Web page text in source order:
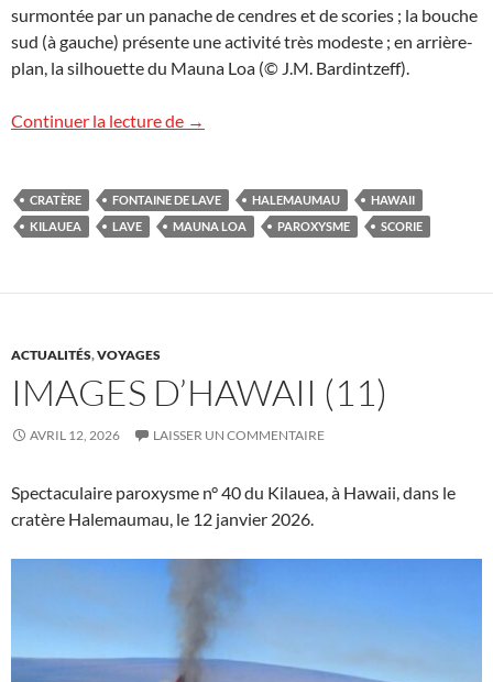
surmontée par un panache de cendres et de scories ; la bouche
sud (à gauche) présente une activité très modeste ; en arrière-
plan, la silhouette du Mauna Loa (© J.M. Bardintzeff).
Continuer la lecture de Images d’Hawaii (12)
→
CRATÈRE FONTAINE DE LAVE HALEMAUMAU
HAWAII
KILAUEA
LAVE MAUNA LOA PAROXYSME SCORIE
ACTUALITÉS,VOYAGES
IMAGES D’HAWAII (11)
AVRIL 12, 2026 LAISSER UN COMMENTAIRE
Spectaculaire paroxysme n° 40 du Kilauea, à Hawaii, dans le
cratère Halemaumau, le 12 janvier 2026.